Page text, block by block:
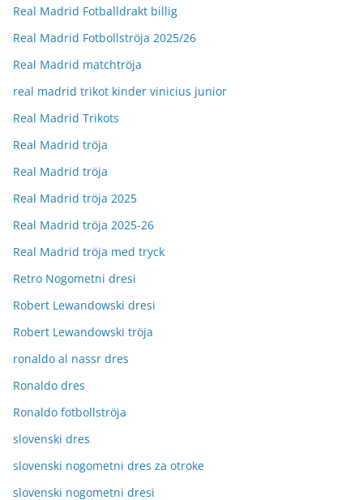
Real Madrid Fotballdrakt billig
Real Madrid Fotbollströja 2025/26
Real Madrid matchtröja
real madrid trikot kinder vinicius junior
Real Madrid Trikots
Real Madrid tröja
Real Madrid tröja
Real Madrid tröja 2025
Real Madrid tröja 2025-26
Real Madrid tröja med tryck
Retro Nogometni dresi
Robert Lewandowski dresi
Robert Lewandowski tröja
ronaldo al nassr dres
Ronaldo dres
Ronaldo fotbollströja
slovenski dres
slovenski nogometni dres za otroke
slovenski nogometni dresi